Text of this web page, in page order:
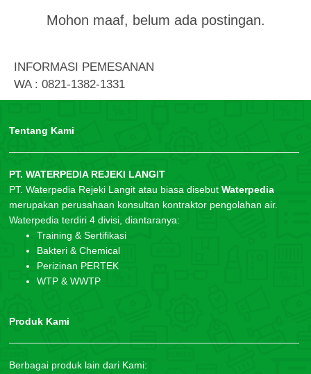
Mohon maaf, belum ada postingan.
INFORMASI PEMESANAN
WA : 0821-1382-1331
Tentang Kami
PT. WATERPEDIA REJEKI LANGIT
PT. Waterpedia Rejeki Langit atau biasa disebut Waterpedia
merupakan perusahaan konsultan kontraktor pengolahan air.
Waterpedia terdiri 4 divisi, diantaranya:
Training & Sertifikasi
Bakteri & Chemical
Perizinan PERTEK
WTP & WWTP
Produk Kami
Berbagai produk lain dari Kami: